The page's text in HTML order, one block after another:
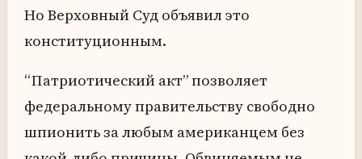
Но Верховный Суд объявил это
конституционным.
“Патриотический акт” позволяет
федеральному правительству свободно
шпионить за любым американцем без